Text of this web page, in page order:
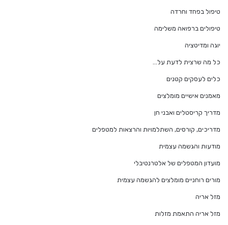
טיפול בפחד וחרדה
טיפולים ברפואה משלימה
יוגה ומדיטציה
כל מה שרצית לדעת על…
כלים לעסקים קטנים
מאמנים אישיים מומלצים
מדריך קריסטלים ואבני חן
מדריכים, קורסים, השתלמויות והרצאות למטפלים
מודעות והגשמה עצמית
מועדון המטפלים של אלטרנטיבלי
מורים רוחניים מומלצים להגשמה עצמית
מזל אריה
מזל אריה התאמת מזלות